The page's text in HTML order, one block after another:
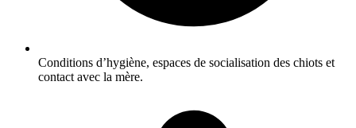
Conditions d’hygiène, espaces de socialisation des chiots et
contact avec la mère.